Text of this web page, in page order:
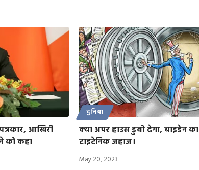
आखिरी
को कहा
दुनिया
क्या अपर हाउस डुबो देगा, बाइडेन का
टाइटेनिक जहाज।
May 20, 2023